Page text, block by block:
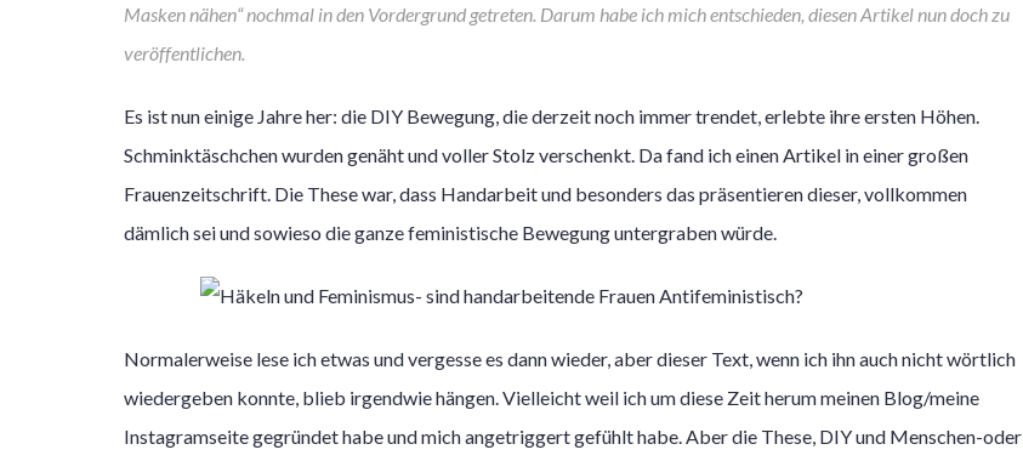
Masken nähen“ nochmal in den Vordergrund getreten. Darum habe ich mich entschieden, diesen Artikel nun doch zu
veröffentlichen.
Es ist nun einige Jahre her: die DIY Bewegung, die derzeit noch immer trendet, erlebte ihre ersten Höhen.
Schminktäschchen wurden genäht und voller Stolz verschenkt. Da fand ich einen Artikel in einer großen
Frauenzeitschrift. Die These war, dass Handarbeit und besonders das präsentieren dieser, vollkommen
dämlich sei und sowieso die ganze feministische Bewegung untergraben würde.
Normalerweise lese ich etwas und vergesse es dann wieder, aber dieser Text, wenn ich ihn auch nicht wörtlich
wiedergeben konnte, blieb irgendwie hängen. Vielleicht weil ich um diese Zeit herum meinen Blog/meine
Instagramseite gegründet habe und mich angetriggert gefühlt habe. Aber die These, DIY und Menschen-oder